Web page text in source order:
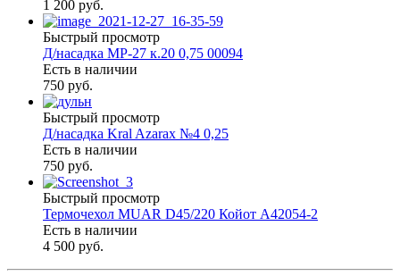
1 200 руб.
Быстрый просмотр
Д/насадка МР-27 к.20 0,75 00094
Есть в наличии
750 руб.
Быстрый просмотр
Д/насадка Kral Azarax №4 0,25
Есть в наличии
750 руб.
Быстрый просмотр
Термочехол MUAR D45/220 Койот А42054-2
Есть в наличии
4 500 руб.